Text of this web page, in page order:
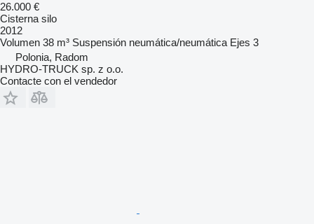
26.000 €
Cisterna silo
2012
Volumen 38 m³ Suspensión neumática/neumática Ejes 3
Polonia, Radom
HYDRO-TRUCK sp. z o.o.
Contacte con el vendedor